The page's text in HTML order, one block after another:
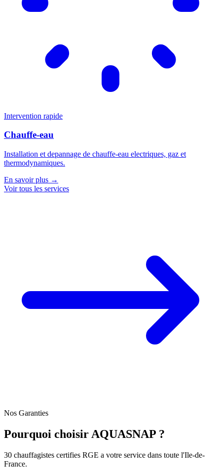
Intervention rapide
Chauffe-eau
Installation et depannage de chauffe-eau electriques, gaz et
thermodynamiques.
En savoir plus →
Voir tous les services
Nos Garanties
Pourquoi choisir AQUASNAP ?
30 chauffagistes certifies RGE a votre service dans toute l'Ile-de-
France.